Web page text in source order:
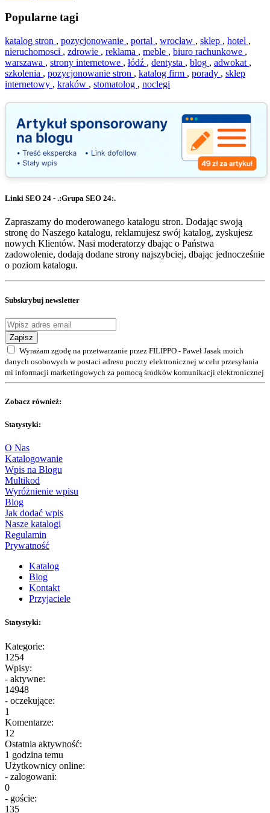
Popularne tagi
katalog stron , pozycjonowanie , portal , wrocław , sklep , hotel ,
nieruchomosci , zdrowie , reklama , meble , biuro rachunkowe ,
warszawa , strony internetowe , łódź , dentysta , blog , adwokat ,
szkolenia , pozycjonowanie stron , katalog firm , porady , sklep
internetowy , kraków , stomatolog , noclegi
Linki SEO 24 - .:Grupa SEO 24:.
Zapraszamy do moderowanego katalogu stron. Dodając swoją
stronę do Naszego katalogu, reklamujesz swój katalog, zyskujesz
nowych Klientów. Nasi moderatorzy dbając o Państwa
zadowolenie, dodają dodane strony najszybciej, dbając jednocześnie
o poziom katalogu.
Subskrybuj newsletter
Zapisz
Wyrażam zgodę na przetwarzanie przez FILIPPO - Paweł Jasak moich
danych osobowych w postaci adresu poczty elektronicznej w celu przesyłania
mi informacji marketingowych za pomocą środków komunikacji elektronicznej
Zobacz również:
Statystyki:
O Nas
Katalogowanie
Wpis na Blogu
Multikod
Wyróżnienie wpisu
Blog
Jak dodać wpis
Nasze katalogi
Regulamin
Prywatność
Katalog
Blog
Kontakt
Przyjaciele
Statystyki:
Kategorie:
1254
Wpisy:
- aktywne:
14948
- oczekujące:
1
Komentarze:
12
Ostatnia aktywność:
1 godzina temu
Użytkownicy online:
- zalogowani:
0
- goście:
135